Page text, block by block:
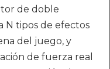
de doble
N tipos de efectos
del juego, y
de fuerza real